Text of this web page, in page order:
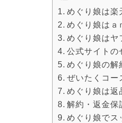
めぐり娘は楽
めぐり娘はａ
めぐり娘はヤ
公式サイトの
めぐり娘の解
ぜいたくコー
めぐり娘は返
解約・返金保
めぐり娘でス